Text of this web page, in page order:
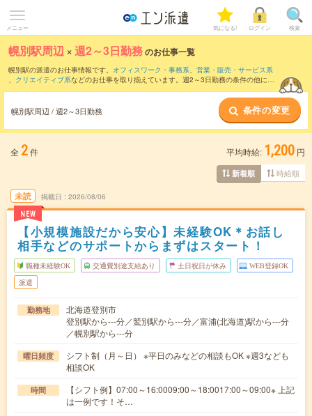
メニュー 気になる! ログイン 検索
幌別駅周辺 ×週2～3日勤務のお仕事一覧
幌別駅の派遣のお仕事情報です。 オフィスワーク・事務系、 営業・販売・サービス系
、 クリエイティブ系などのお仕事を取り揃えています。週2～3日勤務の条件の他に、
幌別駅周辺 / 週2～3日勤務 条件の変更
全 2件 平均時給: 1,200 円
新着順 時給順
未読
NEW
掲載日 2026/08/06
【小規模施設だから安心】未経験OK＊お話し
相手などのサポートからまずはスタート！
職種未経験OK 交通費別途支給あり 土日祝日が休み WEB登録OK
派遣
勤務地
北海道登別市
登別駅から---分／鷲別駅から---分／富浦(北海道)駅から---分
／幌別駅から---分
曜日頻度
シフト制（月～日） ※平日のみなどの相談もOK ※週3なども
相談OK
時間
【シフト例】07:00～16:0009:00～18:0017:00～09:00※ 上記
は一例です！そ…